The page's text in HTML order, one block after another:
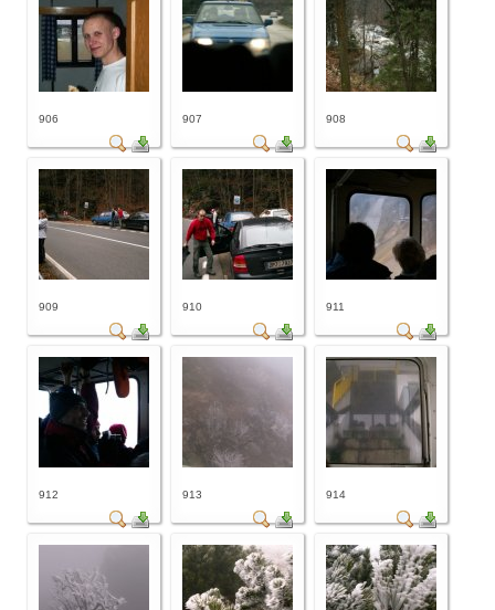
906 907 908
909 910 911
912 913 914